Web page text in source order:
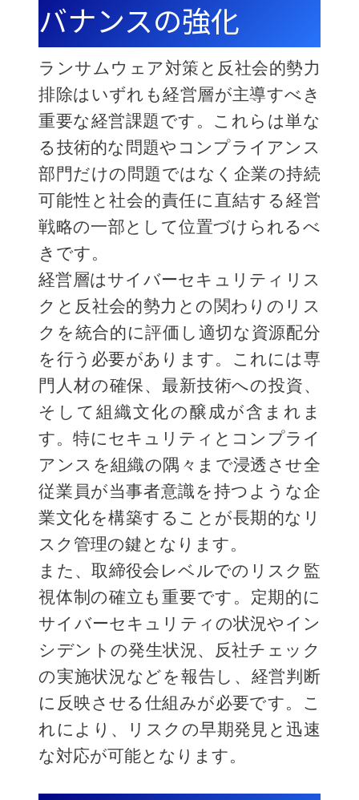
バナンスの強化
ランサムウェア対策と反社会的勢力
排除はいずれも経営層が主導すべき
重要な経営課題です。これらは単な
る技術的な問題やコンプライアンス
部門だけの問題ではなく企業の持続
可能性と社会的責任に直結する経営
戦略の一部として位置づけられるべ
きです。
経営層はサイバーセキュリティリス
クと反社会的勢力との関わりのリス
クを統合的に評価し適切な資源配分
を行う必要があります。これには専
門人材の確保、最新技術への投資、
そして組織文化の醸成が含まれま
す。特にセキュリティとコンプライ
アンスを組織の隅々まで浸透させ全
従業員が当事者意識を持つような企
業文化を構築することが長期的なリ
スク管理の鍵となります。
また、取締役会レベルでのリスク監
視体制の確立も重要です。定期的に
サイバーセキュリティの状況やイン
シデントの発生状況、反社チェック
の実施状況などを報告し、経営判断
に反映させる仕組みが必要です。こ
れにより、リスクの早期発見と迅速
な対応が可能となります。